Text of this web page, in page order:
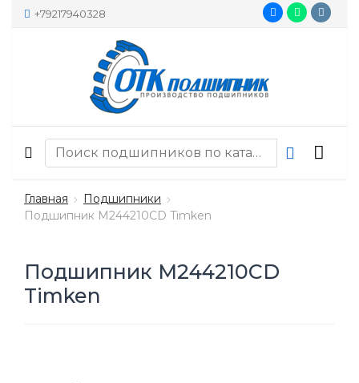
+79217940328
Главная
Подшипники
Подшипник M244210CD Timken
Подшипник M244210CD
Timken